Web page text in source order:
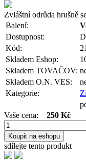
Zvláštní odrůda hrušně
Balení:
Dostupnost:
Kód:
Skladem Eshop:
Skladem TOVAČOV:
Skladem O.N. VES:
Kategorie:
Vaše cena: 250 Kč
Koupit na eshopu
sdílejte tento produkt